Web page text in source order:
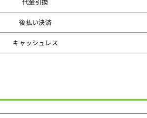
後払い決済
キャッシュレス